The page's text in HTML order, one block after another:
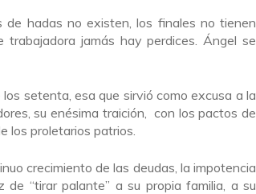
de hadas no existen, los finales no tienen
jamás hay perdices. Ángel se
setenta, esa que sirvió como excusa a la
su enésima traición, con los pactos de
los proletarios patrios.
crecimiento de las deudas, la impotencia
“tirar palante” a su propia familia, a su